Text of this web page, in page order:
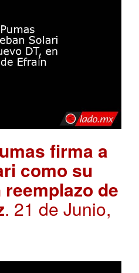
firma a
como su
reemplazo de
. 21 de Junio,